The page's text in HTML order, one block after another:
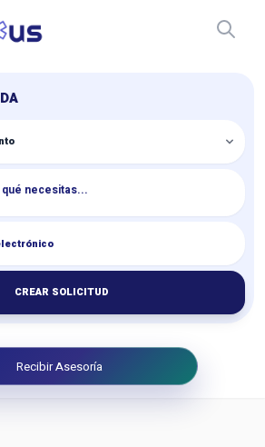
CREAR SOLICITUD
Recibir Asesoría